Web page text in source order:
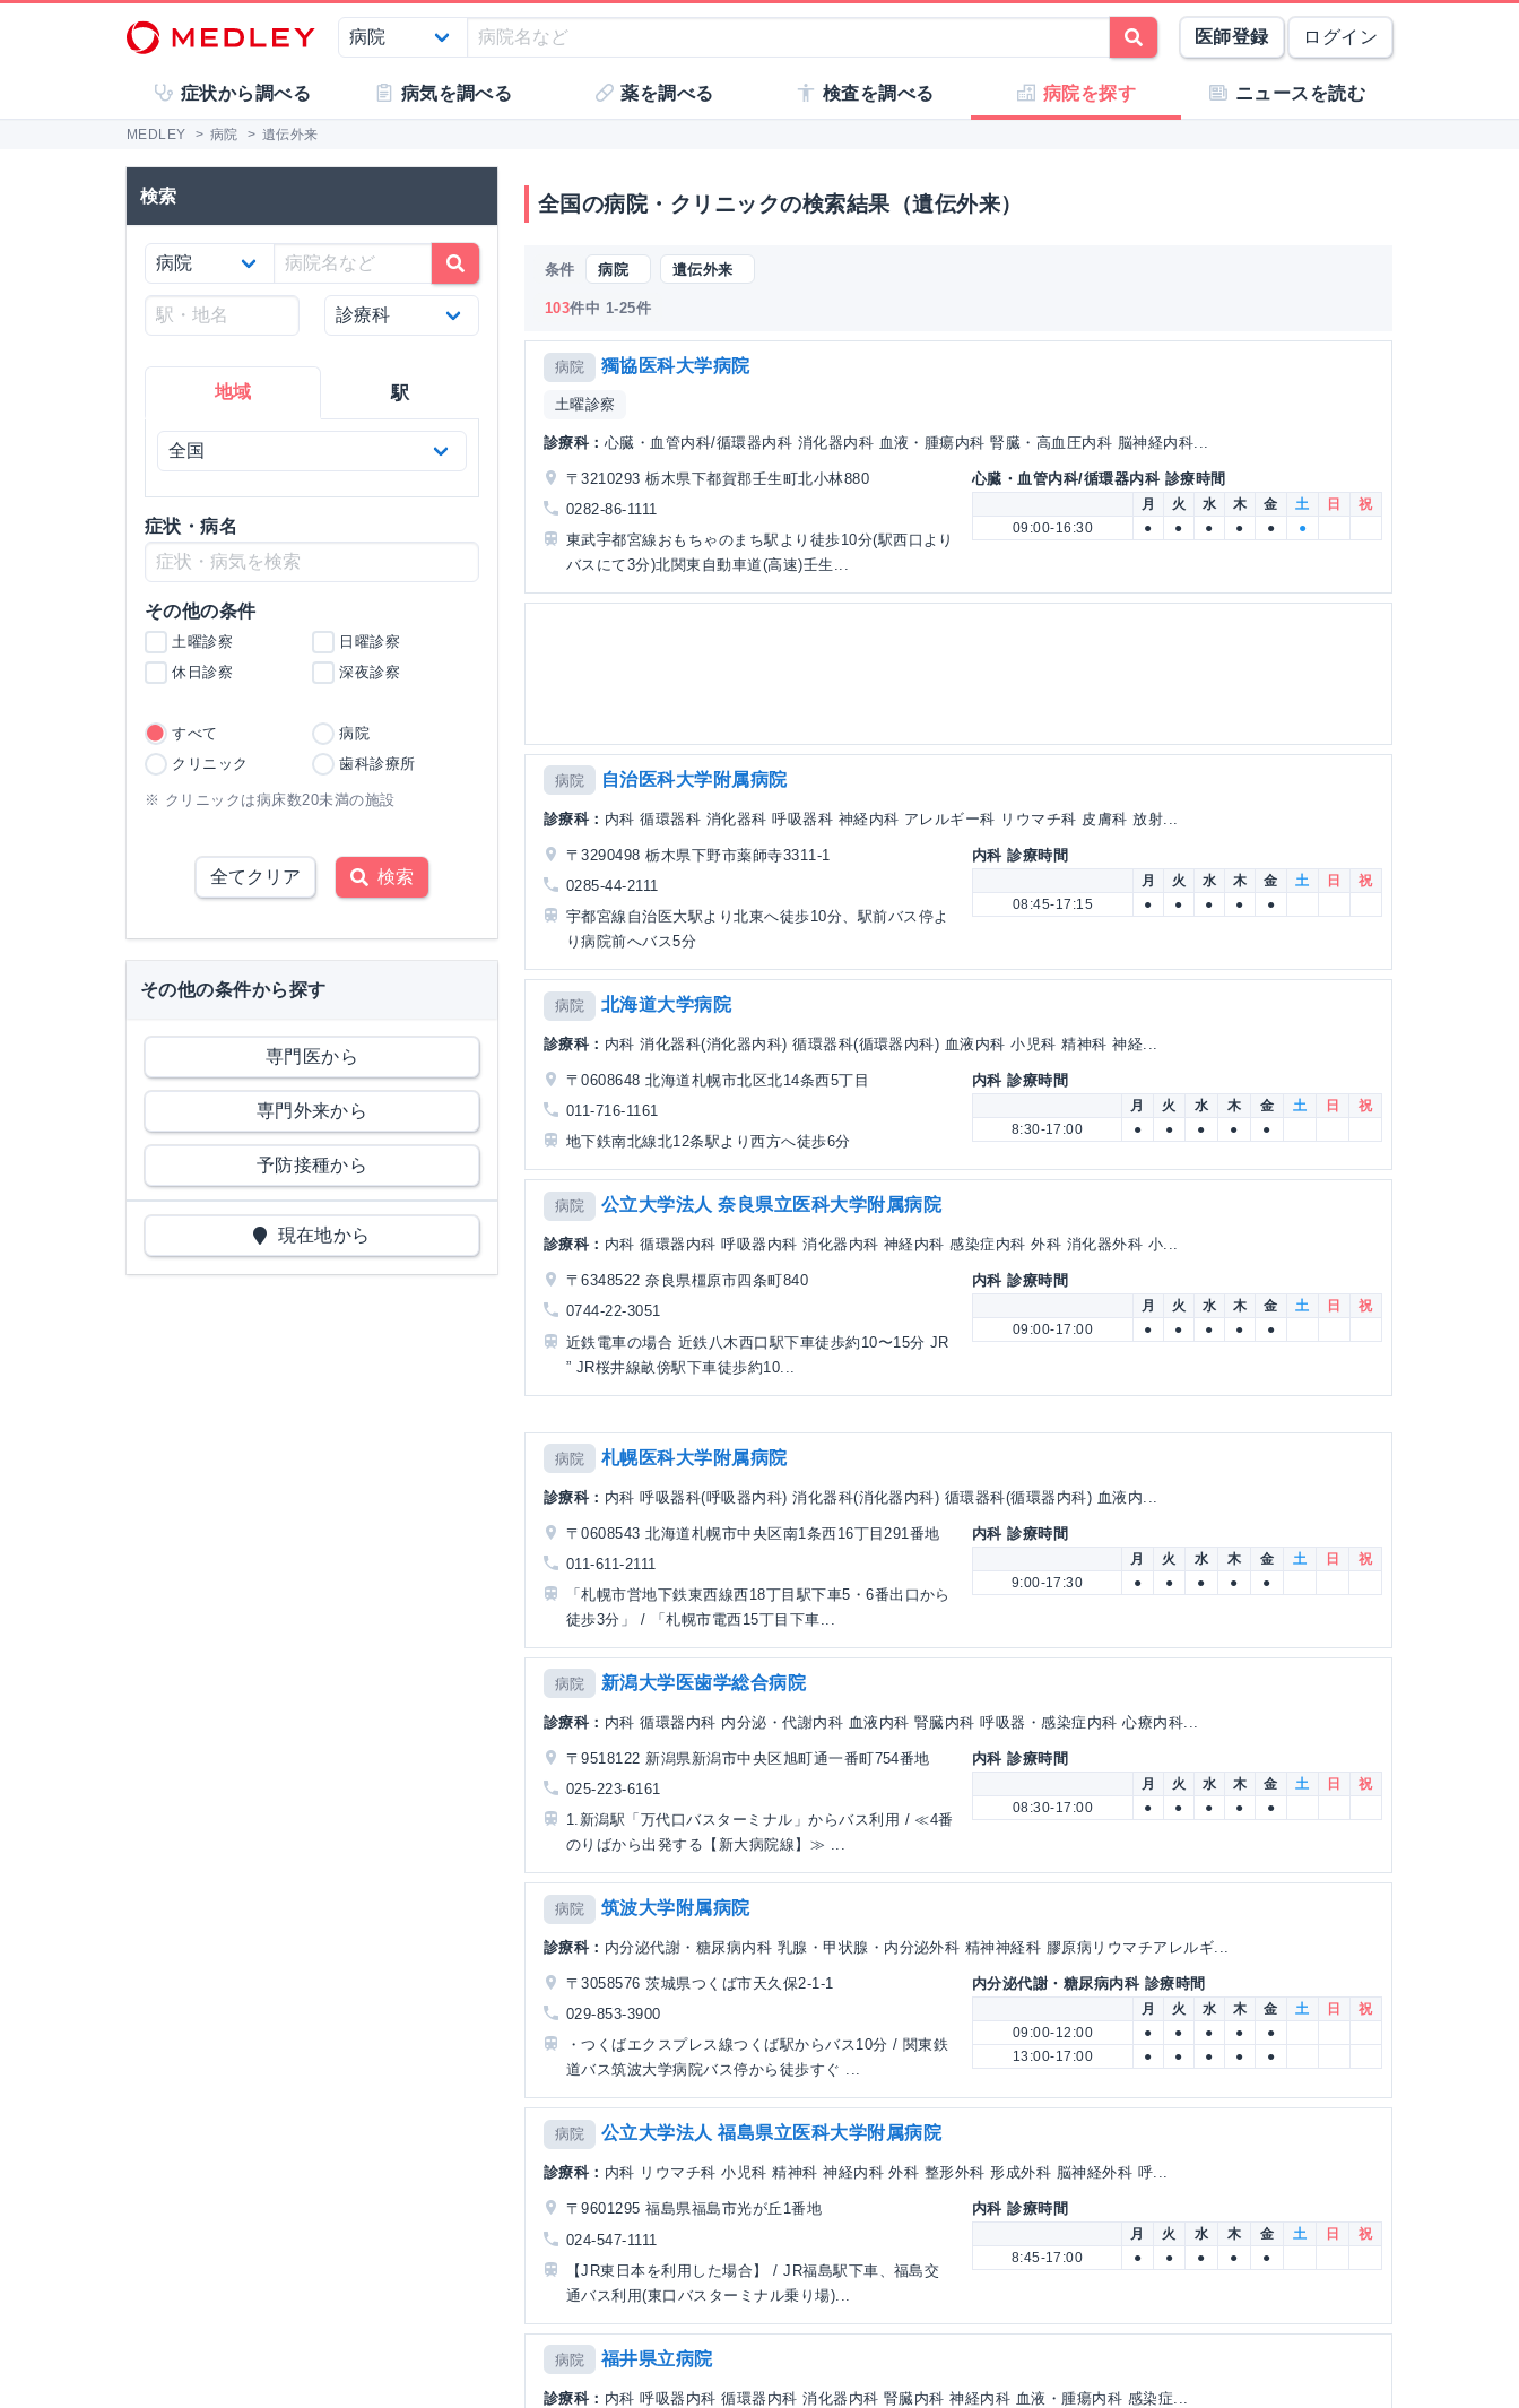
医師登録 ログイン
症状から調べる 病気を調べる 薬を調べる 検査を調べる 病院を探す ニュースを読む
MEDLEY > 病院 > 遺伝外来
検索
地域 駅
症状・病名
その他の条件
土曜診察
日曜診察
休日診察
深夜診察
すべて
病院
クリニック
歯科診療所
※ クリニックは病床数20未満の施設
全てクリア 検索
その他の条件から探す
専門医から
専門外来から
予防接種から
現在地から
全国の病院・クリニックの検索結果（遺伝外来）
条件 病院 遺伝外来
103件中 1-25件
病院 獨協医科大学病院
土曜診察
診療科： 心臓・血管内科/循環器内科 消化器内科 血液・腫瘍内科 腎臓・高血圧内科 脳神経内科...
〒3210293 栃木県下都賀郡壬生町北小林880
0282-86-1111
東武宇都宮線おもちゃのまち駅より徒歩10分(駅西口より
バスにて3分)北関東自動車道(高速)壬生...
心臓・血管内科/循環器内科 診療時間
月 火 水 木 金 土 日
祝
09:00-16:30
● ● ● ● ● ●
病院 自治医科大学附属病院
診療科： 内科 循環器科 消化器科 呼吸器科 神経内科 アレルギー科 リウマチ科 皮膚科 放射...
〒3290498 栃木県下野市薬師寺3311-1
0285-44-2111
宇都宮線自治医大駅より北東へ徒歩10分、駅前バス停よ
り病院前へバス5分
内科 診療時間
月 火 水 木 金 土 日
祝
08:45-17:15
● ● ● ● ●
病院 北海道大学病院
診療科： 内科 消化器科(消化器内科) 循環器科(循環器内科) 血液内科 小児科 精神科 神経...
〒0608648 北海道札幌市北区北14条西5丁目
011-716-1161
地下鉄南北線北12条駅より西方へ徒歩6分
内科 診療時間
月 火 水 木 金 土 日
祝
8:30-17:00
● ● ● ● ●
病院 公立大学法人 奈良県立医科大学附属病院
診療科： 内科 循環器内科 呼吸器内科 消化器内科 神経内科 感染症内科 外科 消化器外科 小...
〒6348522 奈良県橿原市四条町840
0744-22-3051
近鉄電車の場合 近鉄八木西口駅下車徒歩約10〜15分 JR
” JR桜井線畝傍駅下車徒歩約10...
内科 診療時間
月 火 水 木 金 土 日
祝
09:00-17:00
● ● ● ● ●
病院 札幌医科大学附属病院
診療科： 内科 呼吸器科(呼吸器内科) 消化器科(消化器内科) 循環器科(循環器内科) 血液内...
〒0608543 北海道札幌市中央区南1条西16丁目291番地
011-611-2111
「札幌市営地下鉄東西線西18丁目駅下車5・6番出口から
徒歩3分」 / 「札幌市電西15丁目下車...
内科 診療時間
月 火 水 木 金 土 日
祝
9:00-17:30
● ● ● ● ●
病院 新潟大学医歯学総合病院
診療科： 内科 循環器内科 内分泌・代謝内科 血液内科 腎臓内科 呼吸器・感染症内科 心療内科...
〒9518122 新潟県新潟市中央区旭町通一番町754番地
025-223-6161
1.新潟駅「万代口バスターミナル」からバス利用 / ≪4番
のりばから出発する【新大病院線】≫ ...
内科 診療時間
月 火 水 木 金 土 日
祝
08:30-17:00
● ● ● ● ●
病院 筑波大学附属病院
診療科： 内分泌代謝・糖尿病内科 乳腺・甲状腺・内分泌外科 精神神経科 膠原病リウマチアレルギ...
〒3058576 茨城県つくば市天久保2-1-1
029-853-3900
・つくばエクスプレス線つくば駅からバス10分 / 関東鉄
道バス筑波大学病院バス停から徒歩すぐ ...
内分泌代謝・糖尿病内科 診療時間
月 火 水 木 金 土 日
祝
09:00-12:00
● ● ● ●
●
13:00-17:00
● ● ● ● ●
病院 公立大学法人 福島県立医科大学附属病院
診療科： 内科 リウマチ科 小児科 精神科 神経内科 外科 整形外科 形成外科 脳神経外科 呼...
〒9601295 福島県福島市光が丘1番地
024-547-1111
【JR東日本を利用した場合】 / JR福島駅下車、福島交
通バス利用(東口バスターミナル乗り場)...
内科 診療時間
月 火 水 木 金 土 日
祝
8:45-17:00
● ● ● ● ●
病院 福井県立病院
診療科： 内科 呼吸器内科 循環器内科 消化器内科 腎臓内科 神経内科 血液・腫瘍内科 感染症...